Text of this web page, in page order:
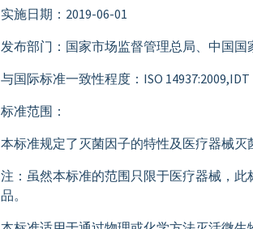
实施日期：2019-06-01
发布部门：国家市场监督管理总局、中国国
与国际标准一致性程度：ISO 14937:2009,IDT
标准范围：
本标准规定了灭菌因子的特性及医疗器械灭
注：虽然本标准的范围只限于医疗器械，
品。